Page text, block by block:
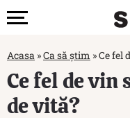
Acasa »Ca să știm »Ce fel
Ce fel de vin
de vită?